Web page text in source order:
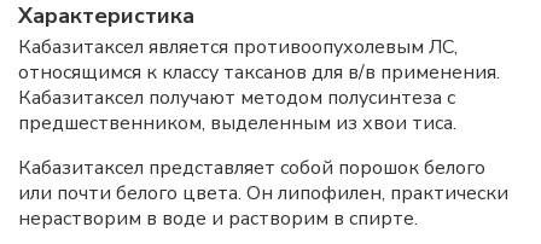
Характеристика
Кабазитаксел является противоопухолевым ЛС,
относящимся к классу таксанов для в/в применения.
Кабазитаксел получают методом полусинтеза с
предшественником, выделенным из хвои тиса.
Кабазитаксел представляет собой порошок белого
или почти белого цвета. Он липофилен, практически
нерастворим в воде и растворим в спирте.